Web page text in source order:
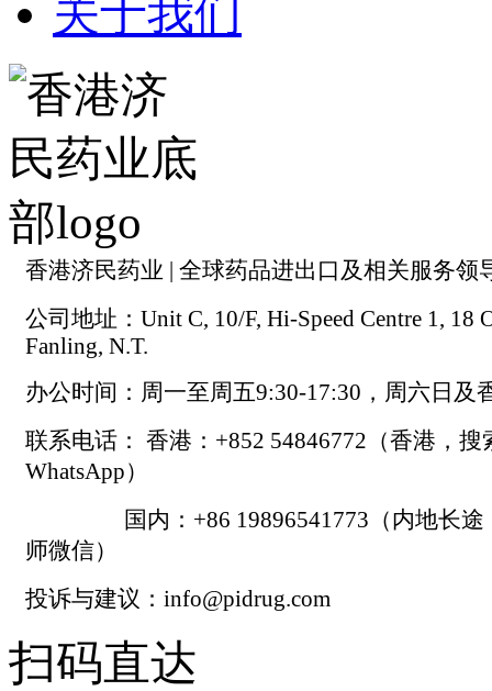
关于我们
香港济民药业 | 全球药品进出口及相关服务领
公司地址：Unit C, 10/F, Hi-Speed Centre 1, 18
Fanling, N.T.
办公时间：周一至周五9:30-17:30，周六日及
联系电话： 香港：+852 54846772（香港，搜
WhatsApp）
国内：+86 19896541773（内地长途
师微信）
投诉与建议：info@pidrug.com
扫码直达